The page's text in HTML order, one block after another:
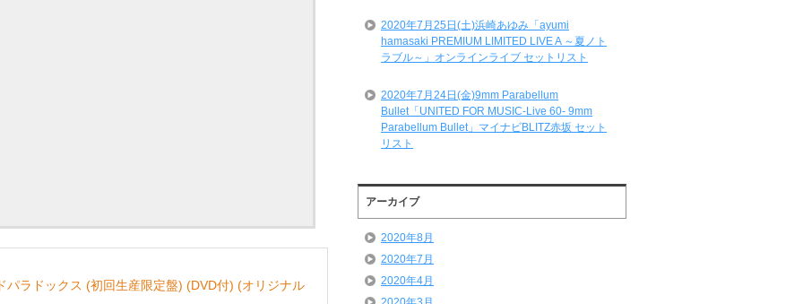
パラドックス (初回生産限定盤) (DVD付) (オリジナル
2020年7月25日(土)浜崎あゆみ「ayumi
hamasaki PREMIUM LIMITED LIVE A ～夏ノト
ラブル～」オンラインライブ セットリスト
2020年7月24日(金)9mm Parabellum
Bullet「UNITED FOR MUSIC-Live 60- 9mm
Parabellum Bullet」マイナビBLITZ赤坂 セット
リスト
アーカイブ
2020年8月
2020年7月
2020年4月